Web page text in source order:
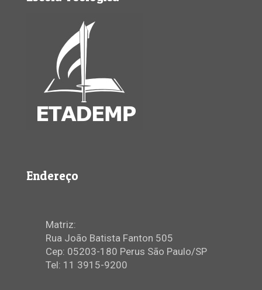
Endereço
Matriz:
Rua João Batista Fanton 505
Cep: 05203-180 Perus São Paulo/SP
Tel: 11 3915-9200